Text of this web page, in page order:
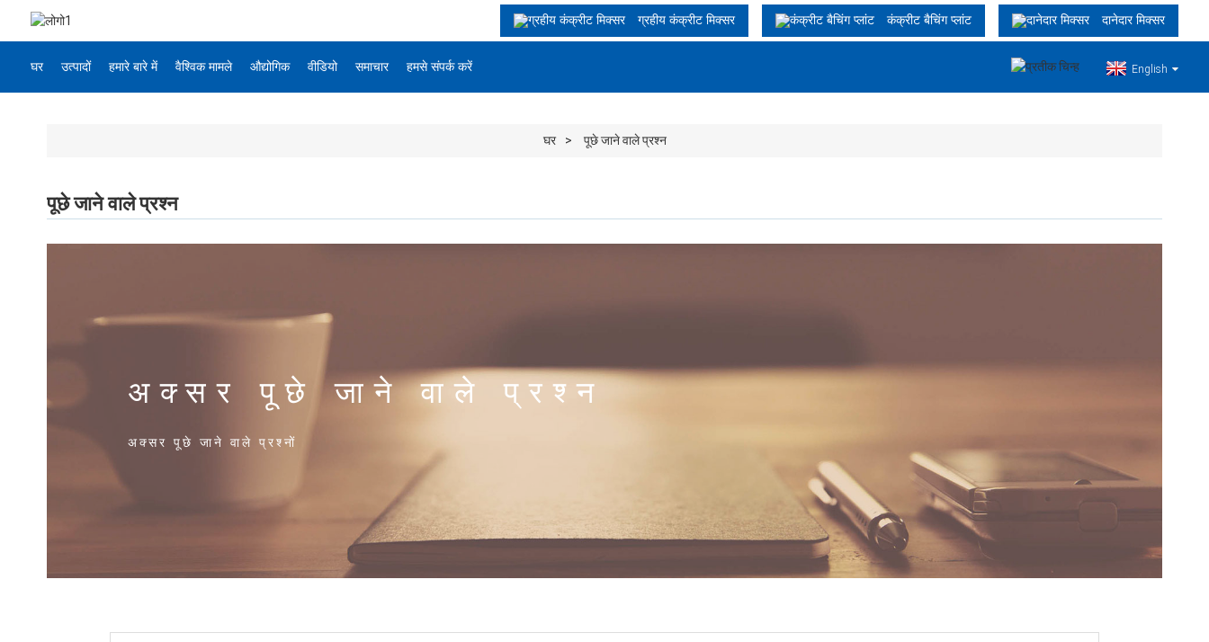
ग्रहीय कंक्रीट मिक्सर कंक्रीट बैचिंग प्लांट दानेदार मिक्सर
घर उत्पादों हमारे बारे में वैश्विक मामले औद्योगिक वीडियो समाचार हमसे संपर्क करें English
घर पूछे जाने वाले प्रश्न
पूछे जाने वाले प्रश्न
अक्सर पूछे जाने वाले प्रश्न
अक्सर पूछे जाने वाले प्रश्नों